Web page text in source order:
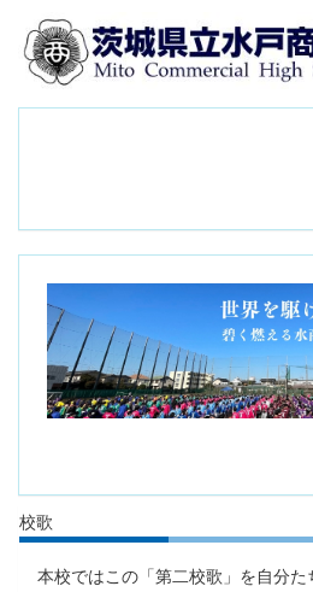
校歌
本校ではこの「第二校歌」を自分